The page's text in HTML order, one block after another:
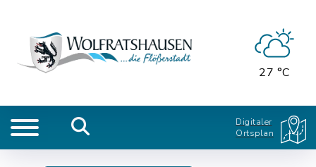
27 °C
Digitaler
Ortsplan